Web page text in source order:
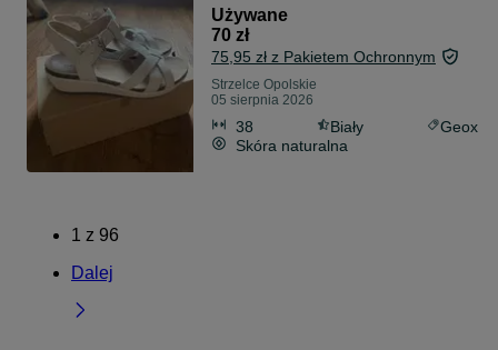
Używane
70 zł
75,95 zł z Pakietem Ochronnym
Strzelce Opolskie
05 sierpnia 2026
38 Biały
Geox
Skóra naturalna
1 z 96
Dalej